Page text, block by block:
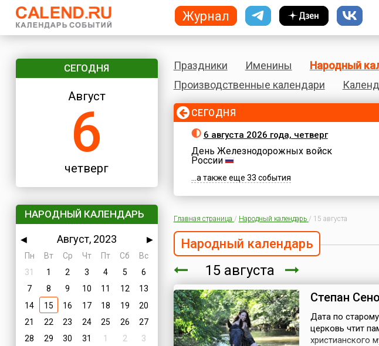
СЕГОДНЯ
Август
6
четверг
НАРОДНЫЙ КАЛЕНДАРЬ
◀ Август, 2023
▶
Пн
Вт Ср Чт Пт Сб
Вс
31
1 2 3 4 5
6
7
8 9 10 11 12
13
14
15 16 17 18 19
20
21
22 23 24 25 26
27
28
29 30 31 1 2
3
Праздники Именины Народный
Производственные календари
СЕГОДНЯ
6 августа 2026 года, четверг
День Железнодорожных войск
России
...а также еще 33 события
Главная страница / Народный календарь / 15 августа
Народный календарь
15 августа
Степан
Дата по
церковь чтит
христианского
Журнал